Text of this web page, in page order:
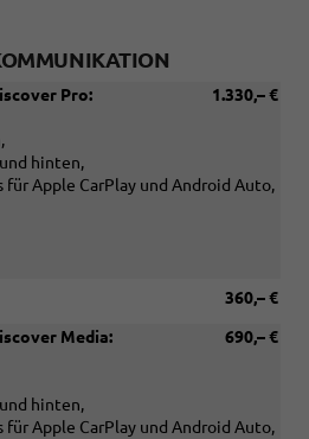
1.330,– €
Pro:
hinten,
für Apple CarPlay und Android Auto,
360,– €
690,– €
Media:
hinten,
für Apple CarPlay und Android Auto,